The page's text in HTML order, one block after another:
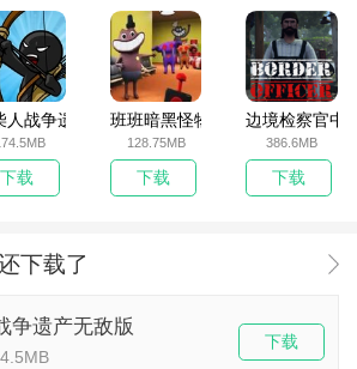
人战争遗产无敌版
下载
班班暗黑怪物生存挑战5
128.75MB
下载
边境检察官中
386.6MB
下载
下载了
争遗产无敌版
下载